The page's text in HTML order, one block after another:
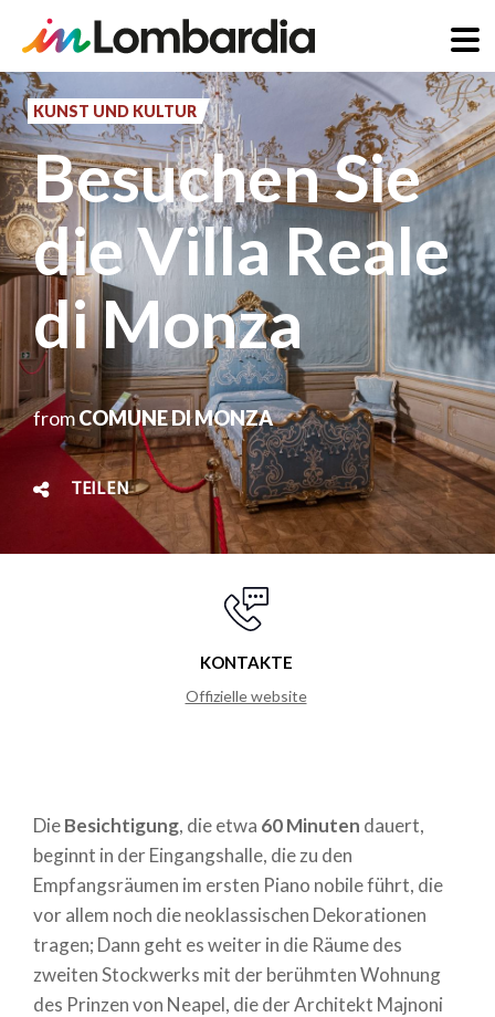
Direkt
zum
Inhalt
KUNST UND KULTUR
Besuchen Sie
die Villa Reale
di Monza
fromCOMUNE DI MONZA
TEILEN
KONTAKTE
Offizielle website
DieBesichtigung, die etwa 60 Minuten dauert,
beginnt in der Eingangshalle, die zu den
Empfangsräumen im ersten Piano nobile führt, die
vor allem noch die neoklassischen Dekorationen
tragen; Dann geht es weiter in die Räume des
zweiten Stockwerks mit der berühmten Wohnung
des Prinzen von Neapel, die der Architekt Majnoni